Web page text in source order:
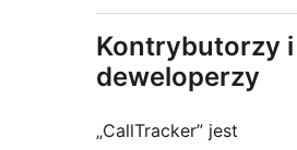
Kontrybutorzy i
deweloperzy
„CallTracker” jest